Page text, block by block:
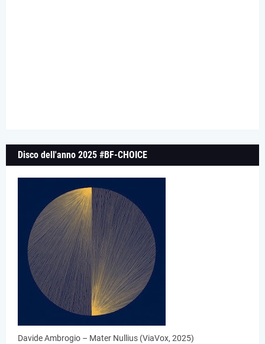
Disco dell'anno 2025 #BF-CHOICE
Davide Ambrogio – Mater Nullius (ViaVox, 2025)